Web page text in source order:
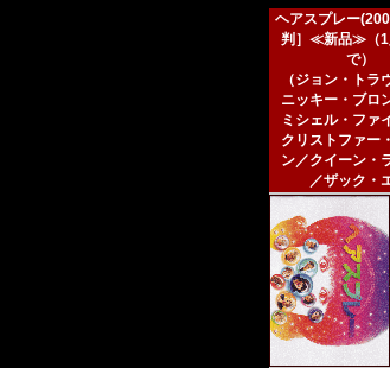
ヘアスプレー
判］≪新品≫（1
で）
（ジョン・トラ
ニッキー・ブロ
ミシェル・ファ
クリストファー
ン／クイーン・
／ザック・